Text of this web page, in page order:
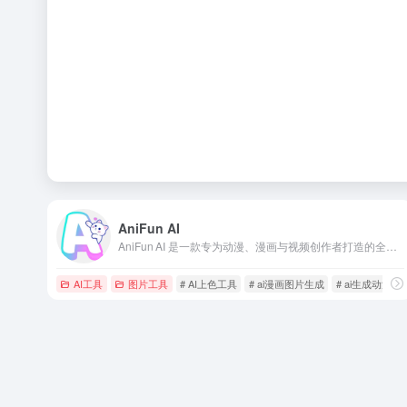
AniFun AI
AI工具 图片工具 # AI上色工具 # ai漫画图片生成 # ai生成动漫